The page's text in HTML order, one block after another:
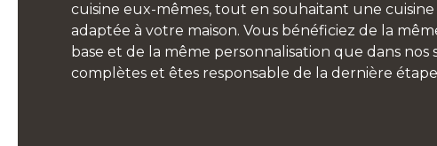
cuisine eux-mêmes, tout en souhaitant une cuisine
adaptée à votre maison. Vous bénéficiez de la
base et de la même personnalisation que dans nos
complètes et êtes responsable de la dernière